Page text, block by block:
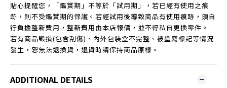
貼心提醒您，「鑑賞期」不等於「試用期」，若已經有使用之痕
跡，則不受鑑賞期的保護。若經試用後導致商品有使用痕跡，須自
行負擔整新費用，整新費用由本店報價，並不得私自更換零件。
若有商品毀損(包含刮傷)、內外包裝盒不完整、被塗寫標記等情況
發生，恕無法退換貨，退貨時請保持商品原樣。
ADDITIONAL DETAILS